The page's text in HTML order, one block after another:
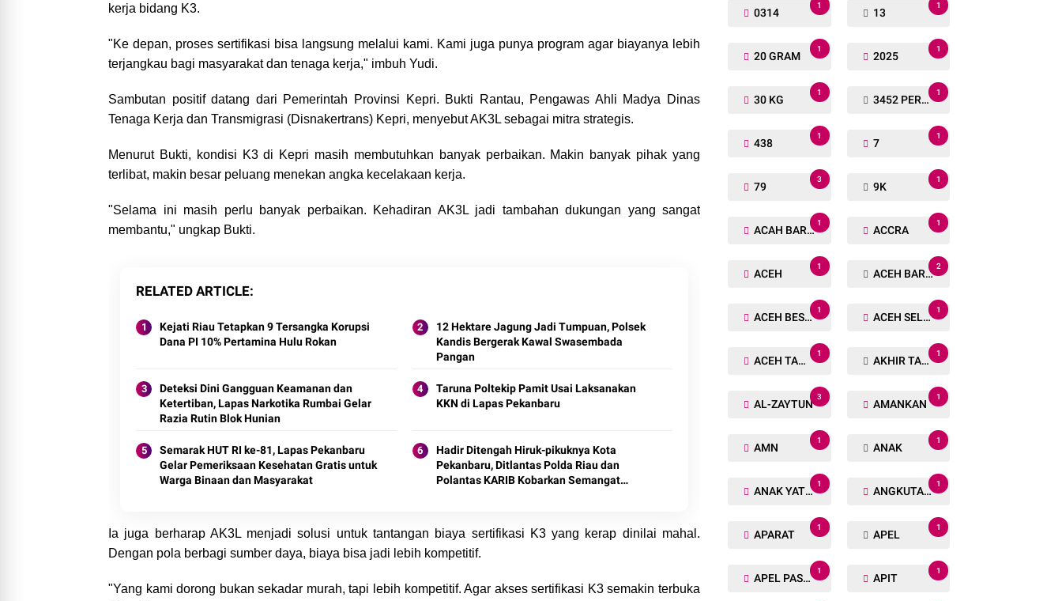
kerja bidang K3.
"Ke depan, proses sertifikasi bisa langsung melalui kami. Kami juga punya program agar biayanya lebih
terjangkau bagi masyarakat dan tenaga kerja," imbuh Yudi.
Sambutan positif datang dari Pemerintah Provinsi Kepri. Bukti Rantau, Pengawas Ahli Madya Dinas
Tenaga Kerja dan Transmigrasi (Disnakertrans) Kepri, menyebut AK3L sebagai mitra strategis.
Menurut Bukti, kondisi K3 di Kepri masih membutuhkan banyak perbaikan. Makin banyak pihak yang
terlibat, makin besar peluang menekan angka kecelakaan kerja.
"Selama ini masih perlu banyak perbaikan. Kehadiran AK3L jadi tambahan dukungan yang sangat
membantu," ungkap Bukti.
RELATED ARTICLE
Kejati Riau Tetapkan 9 Tersangka Korupsi
Dana PI 10% Pertamina Hulu Rokan
12 Hektare Jagung Jadi Tumpuan, Polsek
Kandis Bergerak Kawal Swasembada
Pangan
Deteksi Dini Gangguan Keamanan dan
Ketertiban, Lapas Narkotika Rumbai Gelar
Razia Rutin Blok Hunian
Taruna Poltekip Pamit Usai Laksanakan
KKN di Lapas Pekanbaru
Semarak HUT RI ke-81, Lapas Pekanbaru
Gelar Pemeriksaan Kesehatan Gratis untuk
Warga Binaan dan Masyarakat
Hadir Ditengah Hiruk-pikuknya Kota
Pekanbaru, Ditlantas Polda Riau dan
Polantas KARIB Kobarkan Semangat
Ia juga berharap AK3L menjadi solusi untuk tantangan biaya sertifikasi K3 yang kerap dinilai mahal.
Dengan pola berbagi sumber daya, biaya bisa jadi lebih kompetitif.
"Yang kami dorong bukan sekadar murah, tapi lebih kompetitif. Agar akses sertifikasi K3 semakin terbuka
0314
1
13
1
20 GRAM
1
2025
1
30 KG
1
3452 PERSONIL
1
438
1
7
1
79
3
9K
1
ACAH BARAT
1
ACCRA
1
ACEH
1
ACEH BARAT
2
ACEH BESAR
1
ACEH SELATAN
1
ACEH TAMIANG
1
AKHIR TAHUN
1
AL-ZAYTUN
3
AMANKAN
1
AMN
1
ANAK
1
ANAK YATIM
1
ANGKUTAN TRANSPORTASI
1
APARAT
1
APEL
1
APEL PASUKAN
1
APIT
1